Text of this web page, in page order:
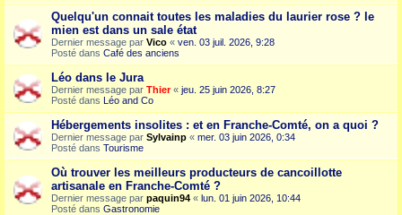
Quelqu'un connait toutes les maladies du laurier rose ? le
mien est dans un sale état
Dernier message par Vico « ven. 03 juil. 2026, 9:28
Posté dans Café des anciens
Léo dans le Jura
Dernier message par Thier« jeu. 25 juin 2026, 8:27
Posté dans Léo and Co
Hébergements insolites : et en Franche-Comté, on a quoi ?
Dernier message par Sylvainp « mer. 03 juin 2026, 0:34
Posté dans Tourisme
Où trouver les meilleurs producteurs de cancoillotte
artisanale en Franche-Comté ?
Dernier message par paquin94 « lun. 01 juin 2026, 10:44
Posté dans Gastronomie